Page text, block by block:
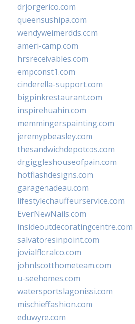
drjorgerico.com
queensushipa.com
wendyweimerdds.com
ameri-camp.com
hrsreceivables.com
empconst1.com
cinderella-support.com
bigpinkrestaurant.com
inspirehuahin.com
memmingerspainting.com
jeremypbeasley.com
thesandwichdepotcos.com
drgiggleshouseofpain.com
hotflashdesigns.com
garagenadeau.com
lifestylechauffeurservice.com
EverNewNails.com
insideoutdecoratingcentre.com
salvatoresinpoint.com
jovialfloralco.com
johnlscotthometeam.com
u-seehomes.com
watersportslagonissi.com
mischieffashion.com
eduwyre.com